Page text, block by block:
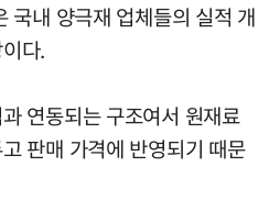
국내 양극재 업체들의 실적 개
다.
연동되는 구조여서 원재료
판매 가격에 반영되기 때문